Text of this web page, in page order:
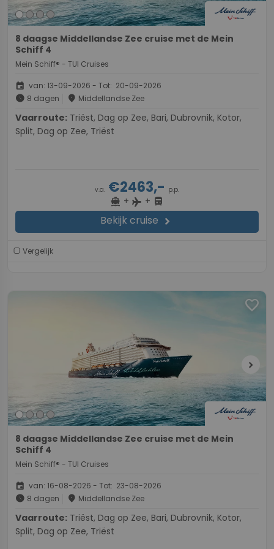
8 daagse Middellandse Zee cruise met de Mein
Schiff 4
Mein Schiff® - TUI Cruises
event van: 13-09-2026 - Tot: 20-09-2026
schedule 8 dagen place Middellandse Zee
Vaarroute:
Split, Dag op Zee, Triëst
v.a. €2463,- p.p.
directions_boat + flight + directions_bus
Bekijk cruise chevron_right
Vergelijk
favorite
chevron_right
8 daagse Middellandse Zee cruise met de Mein
Schiff 4
Mein Schiff® - TUI Cruises
event van: 16-08-2026 - Tot: 23-08-2026
schedule 8 dagen place Middellandse Zee
Vaarroute:
Split, Dag op Zee, Triëst